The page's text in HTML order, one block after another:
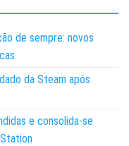
de sempre: novos
da Steam após
e consolida-se